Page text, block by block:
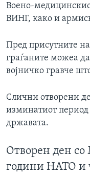
Воено-
ВИНГ, како и
Пред присутните
граѓаните можеа
војничко гравче
Слични отворени
изминатиот
државата.
Отворен ден со
години НАТО и